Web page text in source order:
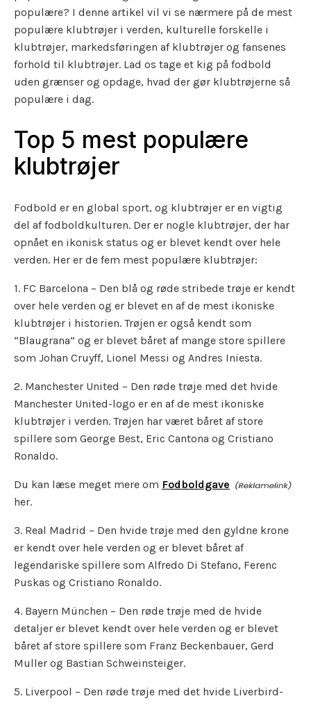
populære? I denne artikel vil vi se nærmere på de mest
populære klubtrøjer i verden, kulturelle forskelle i
klubtrøjer, markedsføringen af klubtrøjer og fansenes
forhold til klubtrøjer. Lad os tage et kig på fodbold
uden grænser og opdage, hvad der gør klubtrøjerne så
populære i dag.
Top 5 mest populære
klubtrøjer
Fodbold er en global sport, og klubtrøjer er en vigtig
del af fodboldkulturen. Der er nogle klubtrøjer, der har
opnået en ikonisk status og er blevet kendt over hele
verden. Her er de fem mest populære klubtrøjer:
1. FC Barcelona – Den blå og røde stribede trøje er kendt
over hele verden og er blevet en af de mest ikoniske
klubtrøjer i historien. Trøjen er også kendt som
“Blaugrana” og er blevet båret af mange store spillere
som Johan Cruyff, Lionel Messi og Andres Iniesta.
2. Manchester United – Den røde trøje med det hvide
Manchester United-logo er en af de mest ikoniske
klubtrøjer i verden. Trøjen har været båret af store
spillere som George Best, Eric Cantona og Cristiano
Ronaldo.
Du kan læse meget mere om Fodboldgave
her.
3. Real Madrid – Den hvide trøje med den gyldne krone
er kendt over hele verden og er blevet båret af
legendariske spillere som Alfredo Di Stefano, Ferenc
Puskas og Cristiano Ronaldo.
4. Bayern München – Den røde trøje med de hvide
detaljer er blevet kendt over hele verden og er blevet
båret af store spillere som Franz Beckenbauer, Gerd
Muller og Bastian Schweinsteiger.
5. Liverpool – Den røde trøje med det hvide Liverbird-